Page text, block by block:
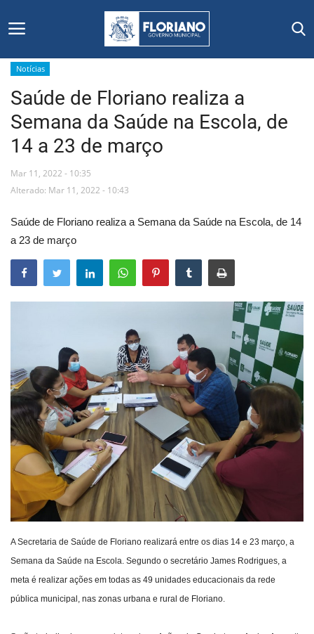
Início
Editais
Floriano
Mural de Licitações
Notícias
Contato
Notícias
Saúde de Floriano realiza a
Semana da Saúde na Escola, de
14 a 23 de março
Mar 11, 2022 - 10:35
Alterado: Mar 11, 2022 - 10:43
Saúde de Floriano realiza a Semana da Saúde na Escola, de 14
a 23 de março
A Secretaria de Saúde de Floriano realizará entre os dias 14 e 23 março, a
Semana da Saúde na Escola. Segundo o secretário James Rodrigues, a
meta é realizar ações em todas as 49 unidades educacionais da rede
pública municipal, nas zonas urbana e rural de Floriano.